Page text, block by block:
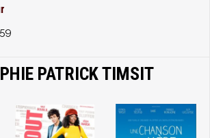
PATRICK TIMSIT